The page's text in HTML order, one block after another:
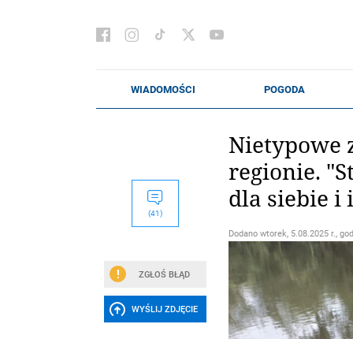
(41)
ZGŁOŚ BŁĄD
WYŚLIJ ZDJĘCIE
Nietypowe
regionie.
dla siebie i
Dodano wtorek, 5.08.2025 r.,